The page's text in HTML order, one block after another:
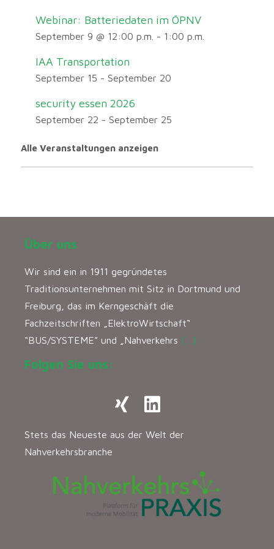
Webinar: Batteriedaten im ÖPNV
September 9 @ 12:00 p.m. - 1:00 p.m.
IAA Transportation
September 15 - September 20
security essen 2026
September 22 - September 25
Alle Veranstaltungen anzeigen
Über uns
Wir sind ein in 1911 gegründetes
Traditionsunternehmen mit Sitz in Dortmund und
Freiburg, das im Kerngeschäft die
Fachzeitschriften „ElektroWirtschaft“
“BUS/SYSTEME” und „Nahverkehrs […]
Folgen Sie uns:
Stets das Neueste aus der Welt der
Nahverkehrsbranche